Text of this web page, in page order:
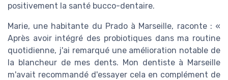
positivement la santé bucco-dentaire.
Marie, une habitante du Prado à Marseille, raconte : «
Après avoir intégré des probiotiques dans ma routine
quotidienne, j'ai remarqué une amélioration notable de
la blancheur de mes dents. Mon dentiste à Marseille
m'avait recommandé d'essayer cela en complément de